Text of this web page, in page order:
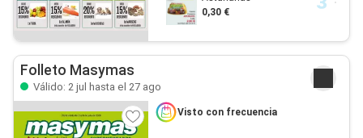
0,30 €
Folleto Masymas
Válido: 2 jul hasta el 27 ago
Visto con frecuencia